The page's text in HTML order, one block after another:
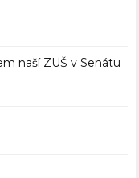
naší ZUŠ v Senátu